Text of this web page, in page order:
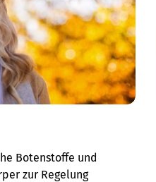
Botenstoffe und
zur Regelung